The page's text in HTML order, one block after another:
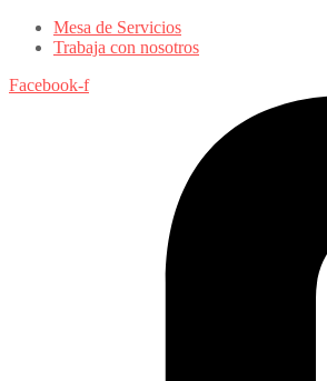
Mesa de Servicios
Trabaja con nosotros
Facebook-f